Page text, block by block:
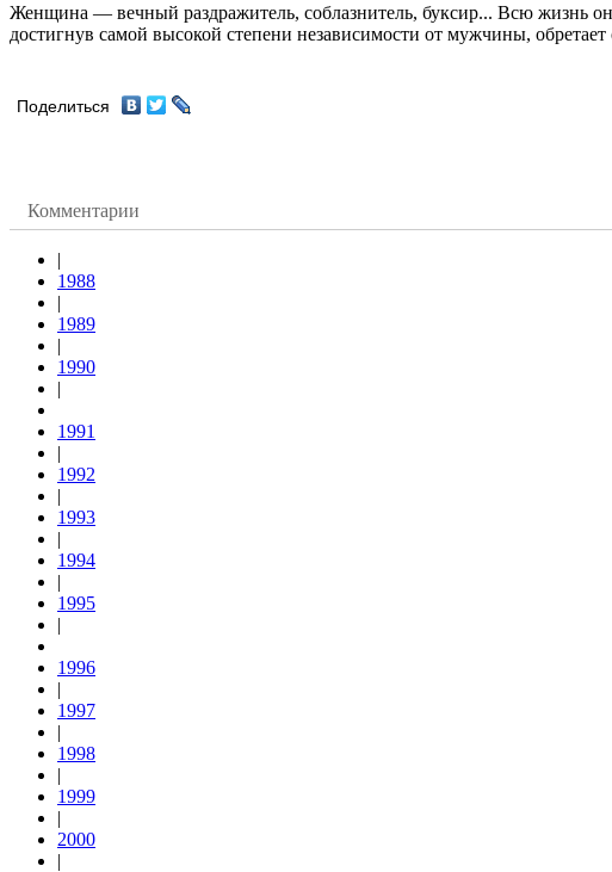
Женщина — вечный раздражитель, соблазнитель, буксир... Всю жизнь
достигнув самой высокой степени независимости от мужчины,
Поделиться
Комментарии
|
1988
|
1989
|
1990
|
1991
|
1992
|
1993
|
1994
|
1995
|
1996
|
1997
|
1998
|
1999
|
2000
|